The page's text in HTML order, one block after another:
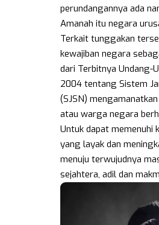
perundangannya ada
Amanah itu negara
Terkait tunggakan
kewajiban negara
dari Terbitnya Undang-
2004 tentang Sistem
(SJSN)
atau warga negara
Untuk dapat memenuhi
yang layak dan
menuju terwujudnya
sejahtera, adil dan